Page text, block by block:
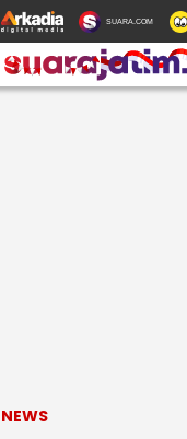
SUARA.COM
NEWS